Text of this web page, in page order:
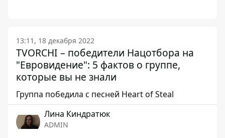
13:11, 18 декабря 2022
TVORCHI – победители Нацотбора на
"Евровидение": 5 фактов о группе,
которые вы не знали
Группа победила с песней Heart of Steal
Лина Киндратюк
ADMIN